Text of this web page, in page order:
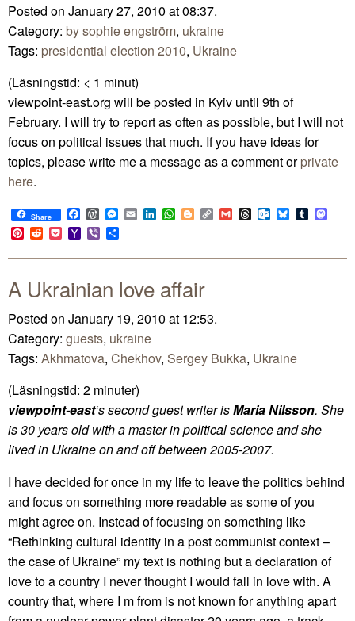
Posted on January 27, 2010 at 08:37.
Category: by sophie engström, ukraine
Tags: presidential election 2010, Ukraine
(Läsningstid: < 1 minut)
viewpoint-east.org will be posted in Kyiv until 9th of
February. I will try to report as often as possible, but I will not
focus on political issues that much. If you have ideas for
topics, please write me a message as a comment orprivate
here.
Share Facebook
WordPress
Messenger
EmailLinkedIn
WhatsApp
BloggerCopy
Link
GmailThreadsOutlook.com
BlueskyTumblr
Pinterest
RedditPocketYahoo
Mail
Viber
A Ukrainian love affair
Posted on January 19, 2010 at 12:53.
Category: guests, ukraine
Tags: Akhmatova, Chekhov, Sergey Bukka, Ukraine
(Läsningstid: 2 minuter)
viewpoint-east‘s second guest writer isMaria Nilsson. She
is 30 years old with a master in political science and she
lived in Ukraine on and off between 2005-2007.
I have decided for once in my life to leave the politics behind
and focus on something more readable as some of you
might agree on. Instead of focusing on something like
“Rethinking cultural identity in a post communist context –
the case of Ukraine” my text is nothing but a declaration of
love to a country I never thought I would fall in love with. A
country that, where I m from is not known for anything apart